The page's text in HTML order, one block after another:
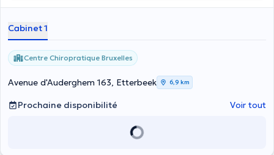
Cabinet 1
Centre Chiropratique Bruxelles
Avenue d'Auderghem 163, Etterbeek 6,9 km
Prochaine disponibilité Voir tout